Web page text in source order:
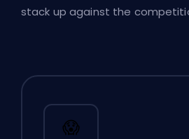
stack up against the
😱